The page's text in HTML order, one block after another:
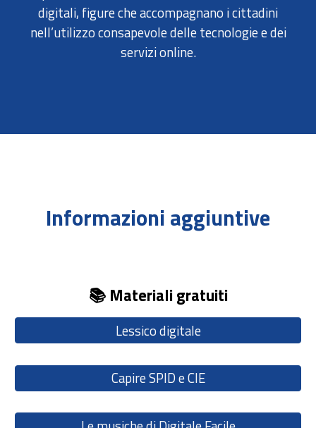
digitali, figure che accompagnano i cittadini
nell’utilizzo consapevole delle tecnologie e dei
servizi online.
Informazioni aggiuntive
📚 Materiali gratuiti
Lessico digitale
Capire SPID e CIE